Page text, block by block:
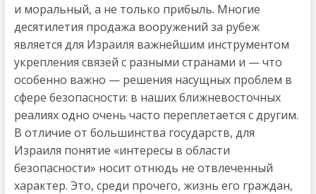
и моральный, а не только прибыль. Многие
десятилетия продажа вооружений за рубеж
является для Израиля важнейшим инструментом
укрепления связей с разными странами и — что
особенно важно — решения насущных проблем в
сфере безопасности: в наших ближневосточных
реалиях одно очень часто переплетается с другим.
В отличие от большинства государств, для
Израиля понятие «интересы в области
безопасности» носит отнюдь не отвлеченный
характер. Это, среди прочего, жизнь его граждан,